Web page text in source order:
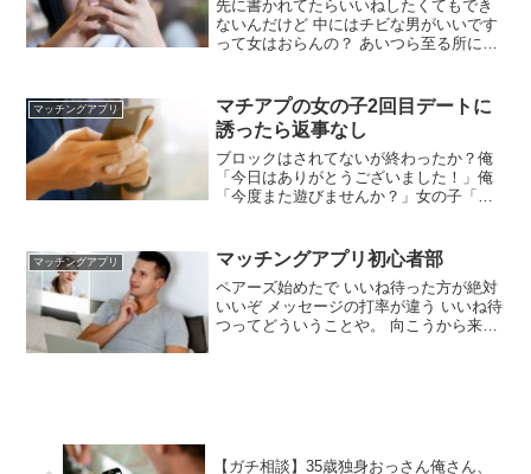
先に書かれてたらいいねしたくてもでき
ないんだけど 中にはチビな男がいいです
って女はおらんの？ あいつら至る所に身
お願いします。※胸囲ではなく胸でお願
いします とか書いたらええやろ 女優位だ
から許されるんやで
マッチングアプリ
マチアプの女の子2回目デートに
誘ったら返事なし
ブロックはされてないが終わったか？俺
「今日はありがとうございました！」俺
「今度また遊びませんか？」女の子「あ
がんばれイッチ マチアプ女の見切りの速
さは異常 前の男も結婚を意識できなくて
切ったって言われたし同じかな
マッチングアプリ マッチングアプリ初心者部
ペアーズ始めたで いいね待った方が絶対
いいぞ メッセージの打率が違う いいね待
つってどういうことや。 向こうから来た
【ガチ相談】35歳独身おっさん俺さん、